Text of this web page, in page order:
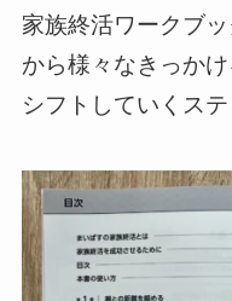
家族終活ワークブ
から様々なきっか
シフトしていくス